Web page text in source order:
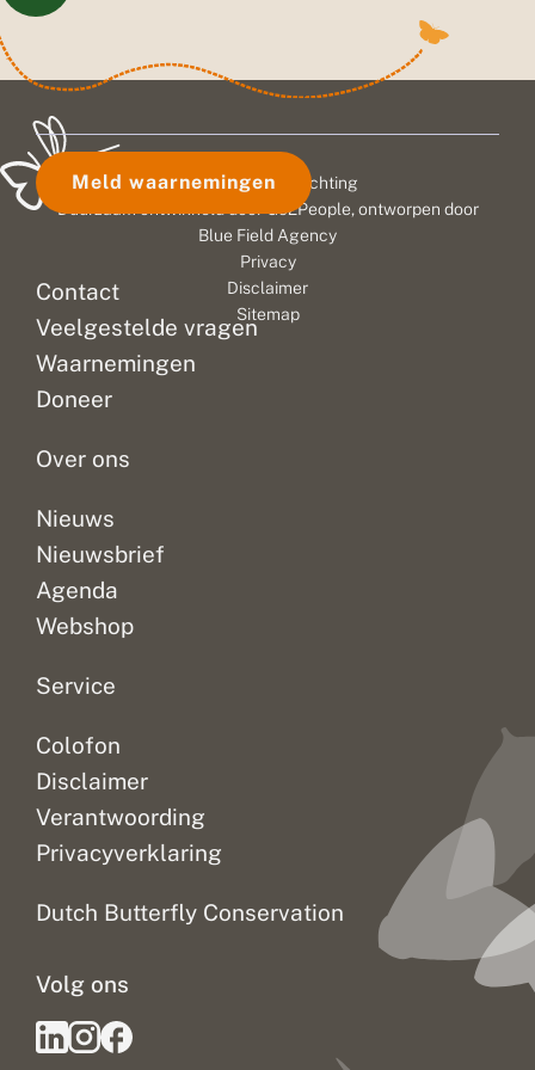
Contact
Veelgestelde vragen
Waarnemingen
Doneer
Over ons
Nieuws
Nieuwsbrief
Agenda
Webshop
Service
Colofon
Disclaimer
Verantwoording
Privacyverklaring
Dutch Butterfly Conservation
Volg ons
Meld waarnemingen
© 2026 Vlinderstichting
Duurzaam ontwikkeld door
Go2People, ontworpen door
Blue Field Agency
Privacy
Disclaimer
Sitemap